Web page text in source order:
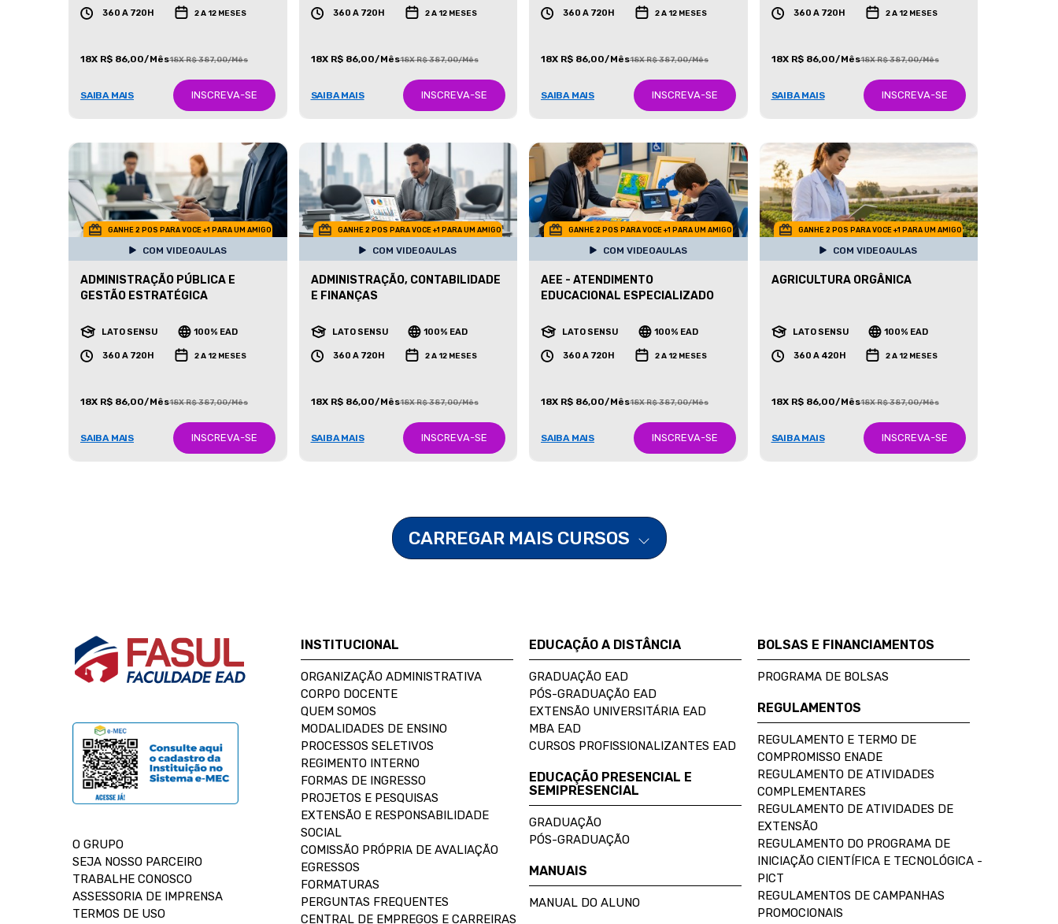
360 A 720H 2 A 12 MESES
18X R$ 86,00/Mês18X R$ 387,00/Mês
SAIBA MAIS INSCREVA-SE
360 A 720H 2 A 12 MESES
18X R$ 86,00/Mês18X R$ 387,00/Mês
SAIBA MAIS INSCREVA-SE
360 A 720H 2 A 12 MESES
18X R$ 86,00/Mês18X R$ 387,00/Mês
SAIBA MAIS INSCREVA-SE
360 A 720H 2 A 12 MESES
18X R$ 86,00/Mês18X R$ 387,00/Mês
SAIBA MAIS INSCREVA-SE
GANHE 2 POS PARA VOCE +1 PARA UM AMIGO
COM VIDEOAULAS
ADMINISTRAÇÃO PÚBLICA E
GESTÃO ESTRATÉGICA
LATO SENSU 100% EAD
360 A 720H 2 A 12 MESES
18X R$ 86,00/Mês18X R$ 387,00/Mês
SAIBA MAIS INSCREVA-SE
GANHE 2 POS PARA VOCE +1 PARA UM AMIGO
COM VIDEOAULAS
ADMINISTRAÇÃO, CONTABILIDADE
E FINANÇAS
LATO SENSU 100% EAD
360 A 720H 2 A 12 MESES
18X R$ 86,00/Mês18X R$ 387,00/Mês
SAIBA MAIS INSCREVA-SE
GANHE 2 POS PARA VOCE +1 PARA UM AMIGO
COM VIDEOAULAS
AEE - ATENDIMENTO
EDUCACIONAL ESPECIALIZADO
LATO SENSU 100% EAD
360 A 720H 2 A 12 MESES
18X R$ 86,00/Mês18X R$ 387,00/Mês
SAIBA MAIS INSCREVA-SE
GANHE 2 POS PARA VOCE +1 PARA UM AMIGO
COM VIDEOAULAS
AGRICULTURA ORGÂNICA
LATO SENSU 100% EAD
360 A 420H 2 A 12 MESES
18X R$ 86,00/Mês18X R$ 387,00/Mês
SAIBA MAIS INSCREVA-SE
CARREGAR MAIS CURSOS
O GRUPO
SEJA NOSSO PARCEIRO
TRABALHE CONOSCO
ASSESSORIA DE IMPRENSA
TERMOS DE USO
INSTITUCIONAL
ORGANIZAÇÃO ADMINISTRATIVA
CORPO DOCENTE
QUEM SOMOS
MODALIDADES DE ENSINO
PROCESSOS SELETIVOS
REGIMENTO INTERNO
FORMAS DE INGRESSO
PROJETOS E PESQUISAS
EXTENSÃO E RESPONSABILIDADE
SOCIAL
COMISSÃO PRÓPRIA DE AVALIAÇÃO
EGRESSOS
FORMATURAS
PERGUNTAS FREQUENTES
CENTRAL DE EMPREGOS E CARREIRAS
EDUCAÇÃO A DISTÂNCIA
GRADUAÇÃO EAD
PÓS-GRADUAÇÃO EAD
EXTENSÃO UNIVERSITÁRIA EAD
MBA EAD
CURSOS PROFISSIONALIZANTES EAD
EDUCAÇÃO PRESENCIAL E
SEMIPRESENCIAL
GRADUAÇÃO
PÓS-GRADUAÇÃO
MANUAIS
MANUAL DO ALUNO
BOLSAS E FINANCIAMENTOS
PROGRAMA DE BOLSAS
REGULAMENTOS
REGULAMENTO E TERMO DE
COMPROMISSO ENADE
REGULAMENTO DE ATIVIDADES
COMPLEMENTARES
REGULAMENTO DE ATIVIDADES DE
EXTENSÃO
REGULAMENTO DO PROGRAMA DE
INICIAÇÃO CIENTÍFICA E TECNOLÓGICA -
PICT
REGULAMENTOS DE CAMPANHAS
PROMOCIONAIS